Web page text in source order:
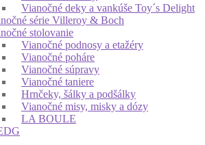
Vianočné deky a vankúše Toy´s Delight
série Villeroy & Boch
stolovanie
Vianočné podnosy a etažéry
Vianočné poháre
Vianočné súpravy
Vianočné taniere
Hrnčeky, šálky a podšálky
Vianočné misy, misky a dózy
LA BOULE